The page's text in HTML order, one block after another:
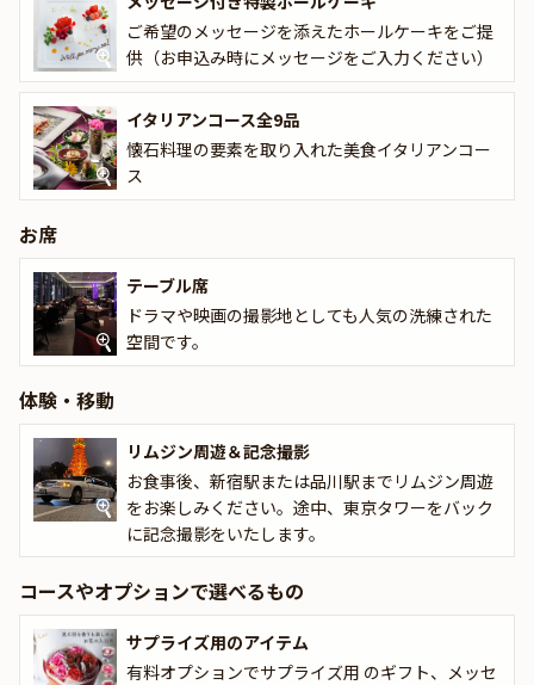
車内にはスパークリングワインをご用意いたしますので、幸せな気
分に浸りつつリムジンクルーズをお楽しみください。
感動を与える演出満載のプランで、いつまでも心に残る一日をお過
ごしください。
ご希望のメッセージを添えたホールケーキをご提
供（お申込み時にメッセージをご入力ください）
イタリアンコース全9品
懐石料理の要素を取り入れた美食イタリアンコー
ス
お席
テーブル席
ドラマや映画の撮影地としても人気の洗練された
空間です。
体験・移動
リムジン周遊＆記念撮影
お食事後、新宿駅または品川駅までリムジン周遊
をお楽しみください。途中、東京タワーをバック
に記念撮影をいたします。
コースやオプションで選べるもの
サプライズ用のアイテム
有料オプションでサプライズ用 のギフト、メッセ